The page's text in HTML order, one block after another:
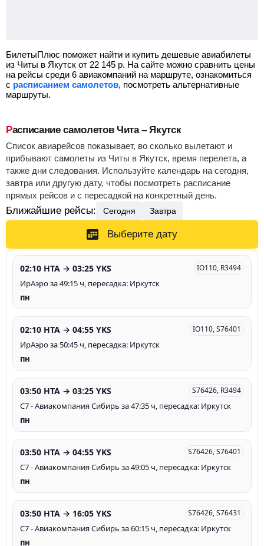
БилетыПлюс поможет найти и купить дешевые авиабилеты
из Читы в Якутск от 22 145 р. На сайте можно сравнить цены
на рейсы среди 6 авиакомпаний на маршруте, ознакомиться
с расписанием самолетов, посмотреть альтернативные
маршруты.
Расписание самолетов Чита – Якутск
Список авиарейсов показывает, во сколько вылетают и
прибывают самолеты из Читы в Якутск, время перелета, а
также дни следования. Используйте календарь на сегодня,
завтра или другую дату, чтобы посмотреть расписание
прямых рейсов и с пересадкой на конкретный день.
Ближайшие рейсы: Сегодня Завтра
Выберите дату
02:10 HTA → 03:25 YKS IO110, R3494
ИрАэро за 49:15 ч, пересадка: Иркутск
пн
02:10 HTA → 04:55 YKS IO110, S76401
ИрАэро за 50:45 ч, пересадка: Иркутск
пн
03:50 HTA → 03:25 YKS S76426, R3494
С7 - Авиакомпания Сибирь за 47:35 ч, пересадка: Иркутск
пн
03:50 HTA → 04:55 YKS S76426, S76401
С7 - Авиакомпания Сибирь за 49:05 ч, пересадка: Иркутск
пн
03:50 HTA → 16:05 YKS S76426, S76431
С7 - Авиакомпания Сибирь за 60:15 ч, пересадка: Иркутск
пн